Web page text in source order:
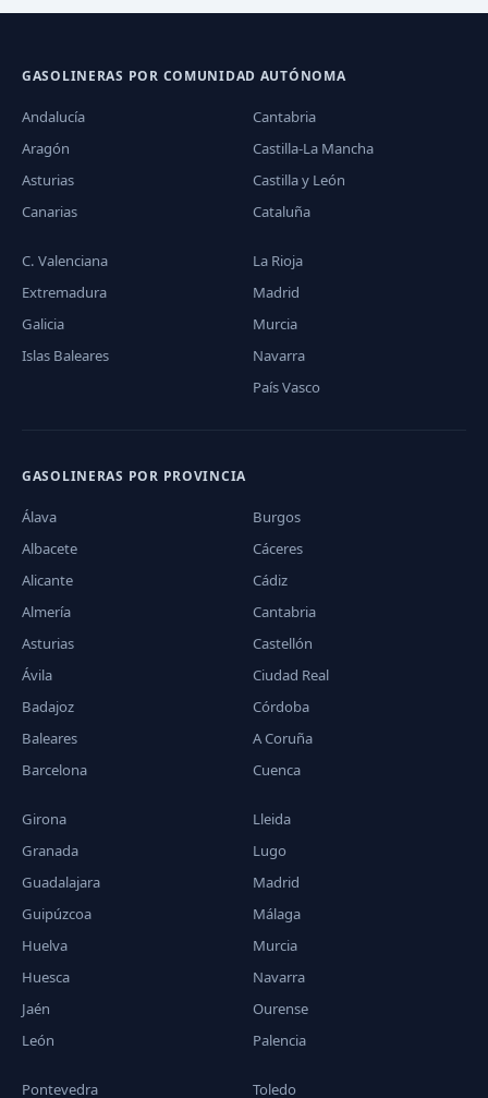
GASOLINERAS POR COMUNIDAD AUTÓNOMA
Andalucía
Aragón
Asturias
Canarias
Cantabria
Castilla-La Mancha
Castilla y León
Cataluña
C. Valenciana
Extremadura
Galicia
Islas Baleares
La Rioja
Madrid
Murcia
Navarra
País Vasco
GASOLINERAS POR PROVINCIA
Álava
Albacete
Alicante
Almería
Asturias
Ávila
Badajoz
Baleares
Barcelona
Burgos
Cáceres
Cádiz
Cantabria
Castellón
Ciudad Real
Córdoba
A Coruña
Cuenca
Girona
Granada
Guadalajara
Guipúzcoa
Huelva
Huesca
Jaén
León
Lleida
Lugo
Madrid
Málaga
Murcia
Navarra
Ourense
Palencia
Pontevedra Toledo